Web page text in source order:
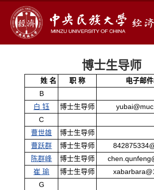
博士生导师
姓 名 职 称
电子邮
B
白 钰
博士生导师
C
曹世雄
博士生导师
曹跃群
博士生导师
陈群峰
博士生导师
崔 瑜
博士生导师
G